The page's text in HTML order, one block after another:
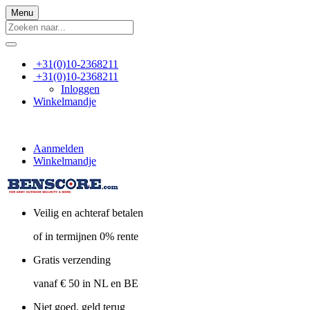
Menu
+31(0)10-2368211
+31(0)10-2368211
Inloggen
Winkelmandje
Aanmelden
Winkelmandje
Veilig en achteraf betalen
of in termijnen 0% rente
Gratis verzending
vanaf € 50 in NL en BE
Niet goed, geld terug